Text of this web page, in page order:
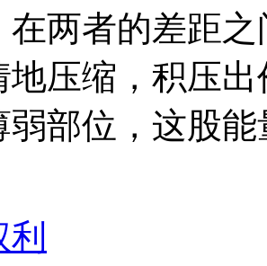
在两者的差距
地压缩，积压
弱部位，这股